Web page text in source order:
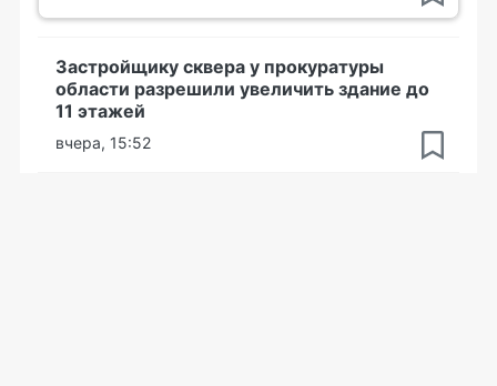
Застройщику сквера у прокуратуры
области разрешили увеличить здание до
11 этажей
вчера, 15:52